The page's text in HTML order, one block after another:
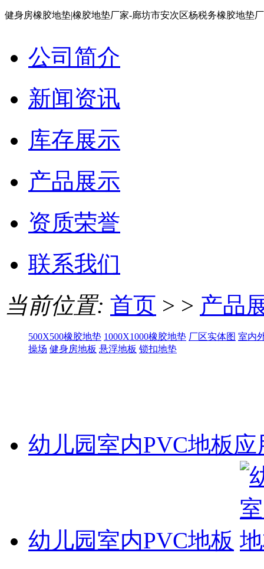
健身房橡胶地垫|橡胶地垫厂家-廊坊市安次区杨税务橡胶地垫
公司简介
新闻资讯
库存展示
产品展示
资质荣誉
联系我们
当前位置: 首页 > > 产品
500X500橡胶地垫 1000X1000橡胶地垫 厂区实体图 室内
操场 健身房地板 悬浮地板 锁扣地垫
幼儿园室内PVC地板应
幼儿园室内PVC地板